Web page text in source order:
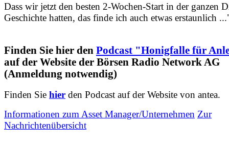
Dass wir jetzt den besten 2-Wochen-Start in der ganzen
Geschichte hatten, das finde ich auch etwas erstaunlich
Finden Sie hier den Podcast "Honigfalle für
auf der Website der Börsen Radio Network AG
(Anmeldung notwendig)
Finden Sie hier den Podcast auf der Website von antea.
Informationen zum Asset Manager/Unternehmen Zur
Nachrichtenübersicht